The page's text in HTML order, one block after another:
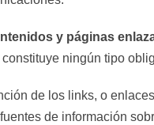
y páginas
constituye ningún tipo
de los links, o
de información